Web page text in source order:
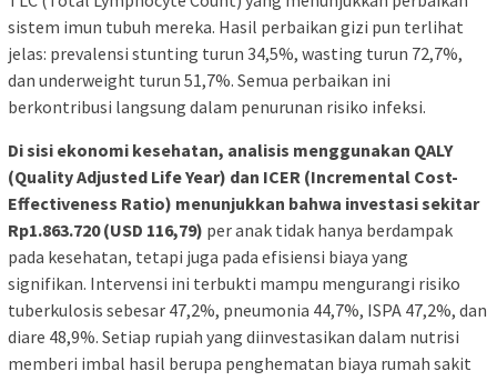
sistem imun tubuh mereka. Hasil perbaikan gizi pun terlihat
jelas: prevalensi stunting turun 34,5%, wasting turun 72,7%,
dan underweight turun 51,7%. Semua perbaikan ini
berkontribusi langsung dalam penurunan risiko infeksi.
Di sisi ekonomi kesehatan, analisis menggunakan QALY
(Quality Adjusted Life Year) dan ICER (Incremental Cost-
Effectiveness Ratio) menunjukkan bahwa investasi sekitar
Rp1.863.720 (USD 116,79) per anak tidak hanya berdampak
pada kesehatan, tetapi juga pada efisiensi biaya yang
signifikan. Intervensi ini terbukti mampu mengurangi risiko
tuberkulosis sebesar 47,2%, pneumonia 44,7%, ISPA 47,2%, dan
diare 48,9%. Setiap rupiah yang diinvestasikan dalam nutrisi
memberi imbal hasil berupa penghematan biaya rumah sakit